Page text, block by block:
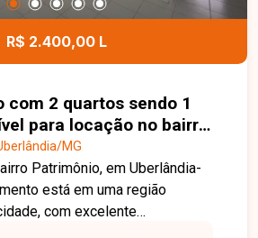
R$ 2.400,00 L
com 2 quartos sendo 1
para locação no bairro
Uberlândia-MG
MG
Patrimônio, em Uberlândia-
está em uma região
com excelente